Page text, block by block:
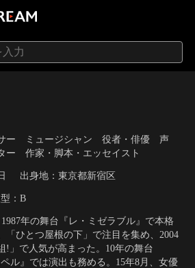
ー ミュージシャン 役者・俳優 声
ー 作家・脚本・エッセイスト
出身地：東京都新宿区
：B
年の舞台『レ・ミゼラブル』で本格
「ひとつ屋根の下」で注目を集め、2004
!」で人気が高まった。10年の舞台
ペル』では演出も務める。15年8月、女優